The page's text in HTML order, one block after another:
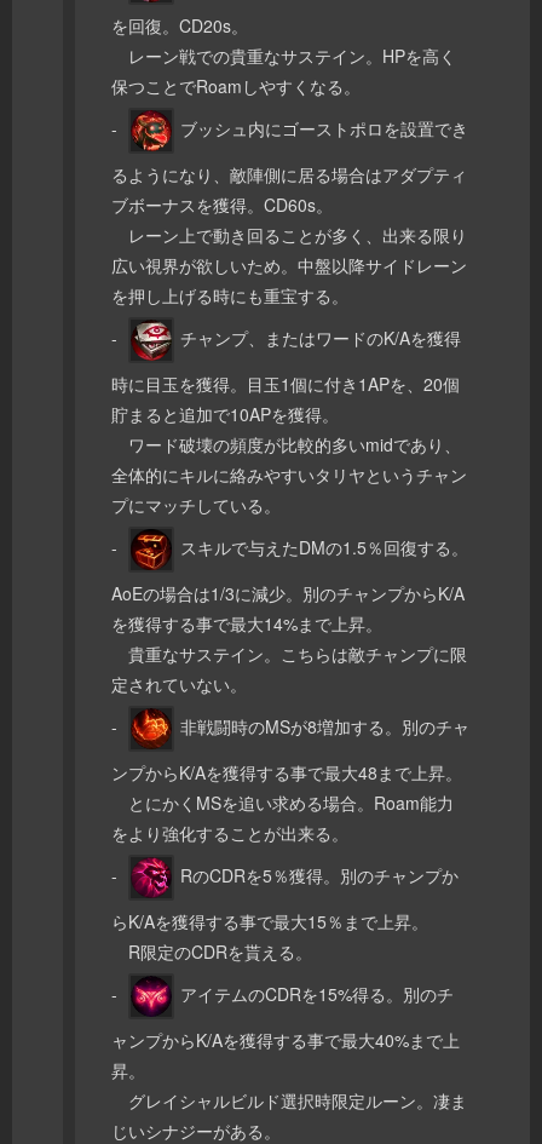
を回復。CD20s。
レーン戦での貴重なサステイン。HPを高く
保つことでRoamしやすくなる。
-
ブッシュ内にゴーストポロを設置でき
るようになり、敵陣側に居る場合はアダプティ
ブボーナスを獲得。CD60s。
レーン上で動き回ることが多く、出来る限り
広い視界が欲しいため。中盤以降サイドレーン
を押し上げる時にも重宝する。
-
チャンプ、またはワードのK/Aを獲得
時に目玉を獲得。目玉1個に付き1APを、20個
貯まると追加で10APを獲得。
ワード破壊の頻度が比較的多いmidであり、
全体的にキルに絡みやすいタリヤというチャン
プにマッチしている。
-
スキルで与えたDMの1.5％回復する。
AoEの場合は1/3に減少。別のチャンプからK/A
を獲得する事で最大14%まで上昇。
貴重なサステイン。こちらは敵チャンプに限
定されていない。
-
非戦闘時のMSが8増加する。別のチャ
ンプからK/Aを獲得する事で最大48まで上昇。
とにかくMSを追い求める場合。Roam能力
をより強化することが出来る。
-
RのCDRを5％獲得。別のチャンプか
らK/Aを獲得する事で最大15％まで上昇。
R限定のCDRを貰える。
-
アイテムのCDRを15%得る。別のチ
ャンプからK/Aを獲得する事で最大40%まで上
昇。
グレイシャルビルド選択時限定ルーン。凄ま
じいシナジーがある。